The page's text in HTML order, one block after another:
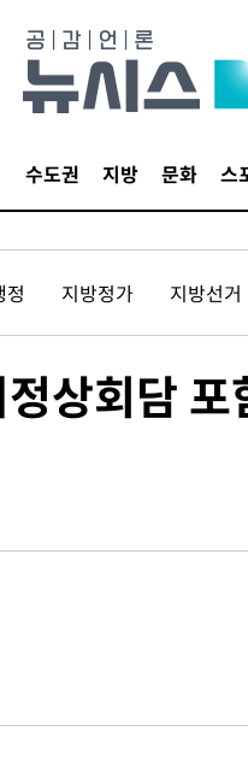
수도권 지방 문화 스
정 지방정가 지방선거
상회담 포